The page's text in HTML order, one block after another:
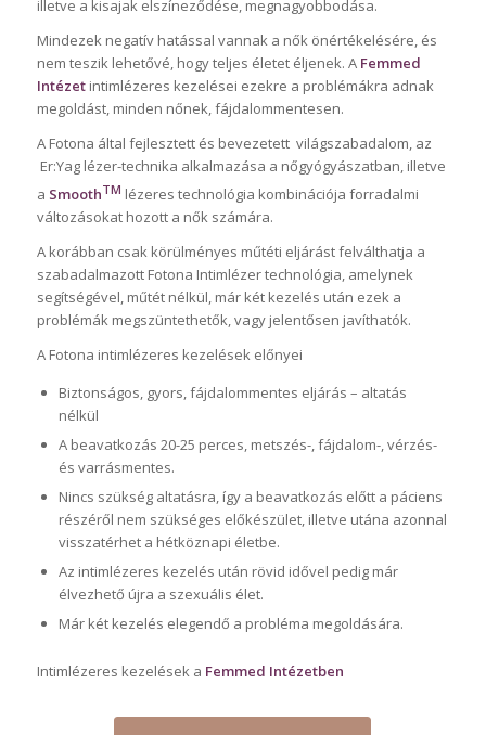
illetve a kisajak elszíneződése, megnagyobbodása.
Mindezek negatív hatással vannak a nők önértékelésére, és
nem teszik lehetővé, hogy teljes életet éljenek. A Femmed
Intézetintimlézeres kezelései ezekre a problémákra adnak
megoldást, minden nőnek, fájdalommentesen.
A Fotona által fejlesztett és bevezetett világszabadalom, az
Er:Yag lézer-technika alkalmazása a nőgyógyászatban, illetve
a SmoothTM lézeres technológia kombinációja forradalmi
változásokat hozott a nők számára.
A korábban csak körülményes műtéti eljárást felválthatja a
szabadalmazott Fotona Intimlézer technológia, amelynek
segítségével, műtét nélkül, már két kezelés után ezek a
problémák megszüntethetők, vagy jelentősen javíthatók.
A Fotona intimlézeres kezelések előnyei
Biztonságos, gyors, fájdalommentes eljárás – altatás
nélkül
A beavatkozás 20-25 perces, metszés-, fájdalom-, vérzés-
és varrásmentes.
Nincs szükség altatásra, így a beavatkozás előtt a páciens
részéről nem szükséges előkészület, illetve utána azonnal
visszatérhet a hétköznapi életbe.
Az intimlézeres kezelés után rövid idővel pedig már
élvezhető újra a szexuális élet.
Már két kezelés elegendő a probléma megoldására.
Intimlézeres kezelések a Femmed Intézetben